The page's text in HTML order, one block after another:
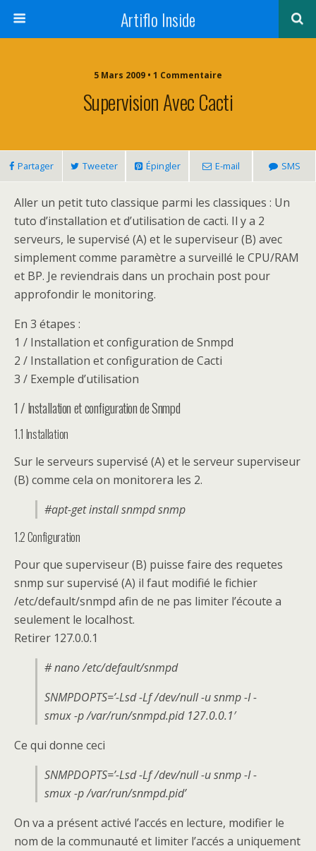
Artiflo Inside
5 Mars 2009 • 1 Commentaire
Supervision Avec Cacti
Partager Tweeter Épingler E-mail SMS
Aller un petit tuto classique parmi les classiques : Un
tuto d’installation et d’utilisation de cacti. Il y a 2
serveurs, le supervisé (A) et le superviseur (B) avec
simplement comme paramètre a surveillé le CPU/RAM
et BP. Je reviendrais dans un prochain post pour
approfondir le monitoring.
En 3 étapes :
1 / Installation et configuration de Snmpd
2 / Installation et configuration de Cacti
3 / Exemple d’utilisation
1 / Installation et configuration de Snmpd
1.1 Installation
Sur le serveurs supervisé (A) et le serveur superviseur
(B) comme cela on monitorera les 2.
#apt-get install snmpd snmp
1.2 Configuration
Pour que superviseur (B) puisse faire des requetes
snmp sur supervisé (A) il faut modifié le fichier
/etc/default/snmpd afin de ne pas limiter l’écoute a
seulement le localhost.
Retirer 127.0.0.1
# nano /etc/default/snmpd
SNMPDOPTS=’-Lsd -Lf /dev/null -u snmp -I -
smux -p /var/run/snmpd.pid 127.0.0.1′
Ce qui donne ceci
SNMPDOPTS=’-Lsd -Lf /dev/null -u snmp -I -
smux -p /var/run/snmpd.pid’
On va a présent activé l’accés en lecture, modifier le
nom de la communauté et limiter l’accés a uniquement